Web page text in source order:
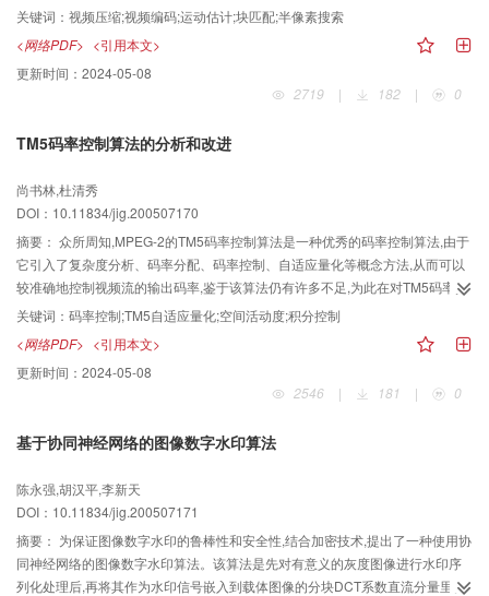
单峰特性,通过比较整像素运动矢量周围4个整像素点的绝对误差和(SAD)来实现
可能的最小匹配误差半像素点的预测,以排除大量不必要的计算量。实验结果表
明,该算法对于各种不同运动程度和空间细节的视频序列,在保证和半像素全搜索
法有相同图像质量的同时,至少可节省66%的计算量。
关键词： 视频压缩;视频编码;运动估计;块匹配;半像素搜索
<网络PDF> <引用本文>
更新时间： 2024-05-08
2719
| 182 | 0
TM5码率控制算法的分析和改进
尚书林,杜清秀
DOI：10.11834/jig.200507170
摘要： 众所周知,MPEG-2的TM5码率控制算法是一种优秀的码率控制算法,由于
它引入了复杂度分析、码率分配、码率控制、自适应量化等概念方法,从而可以
较准确地控制视频流的输出码率,鉴于该算法仍有许多不足,为此在对TM5码率控
制算法的自适应量化公式的不足之处和码率控制部分的优点和局限性进行分析
的基础上;提出了TM5码率控制算法的一种改进方法。实验结果表明,该改进方法
不但有效降低了原TM5码率控制算法的复杂度,同时获得了0.8~1.8dB的增益。
关键词： 码率控制;TM5自适应量化;空间活动度;积分控制
<网络PDF> <引用本文>
更新时间： 2024-05-08
2546
| 181 | 0
基于协同神经网络的图像数字水印算法
陈永强,胡汉平,李新天
DOI：10.11834/jig.200507171
摘要： 为保证图像数字水印的鲁棒性和安全性,结合加密技术,提出了一种使用协
同神经网络的图像数字水印算法。该算法是先对有意义的灰度图像进行水印序
列化处理后,再将其作为水印信号嵌入到载体图像的分块DCT系数直流分量里。